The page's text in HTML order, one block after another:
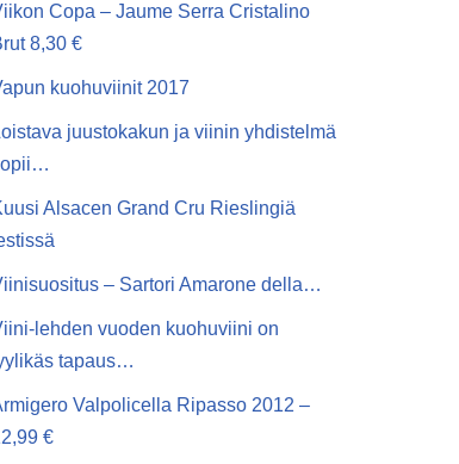
Copa – Jaume Serra Cristalino
8,30 €
kuohuviinit 2017
juustokakun ja viinin yhdistelmä
Alsacen Grand Cru Rieslingiä
– Sartori Amarone della…
lehden vuoden kuohuviini on
tapaus…
Valpolicella Ripasso 2012 –
€